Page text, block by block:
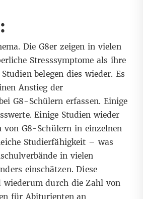
Die G8er zeigen in vielen
Stresssymptome als ihre
belegen dies wieder. Es
Anstieg der
G8-Schülern erfassen. Einige
Einige Studien wieder
von G8-Schülern in einzelnen
Studierfähigkeit – was
in vielen
einschätzen. Diese
wiederum durch die Zahl von
für Abiturienten an